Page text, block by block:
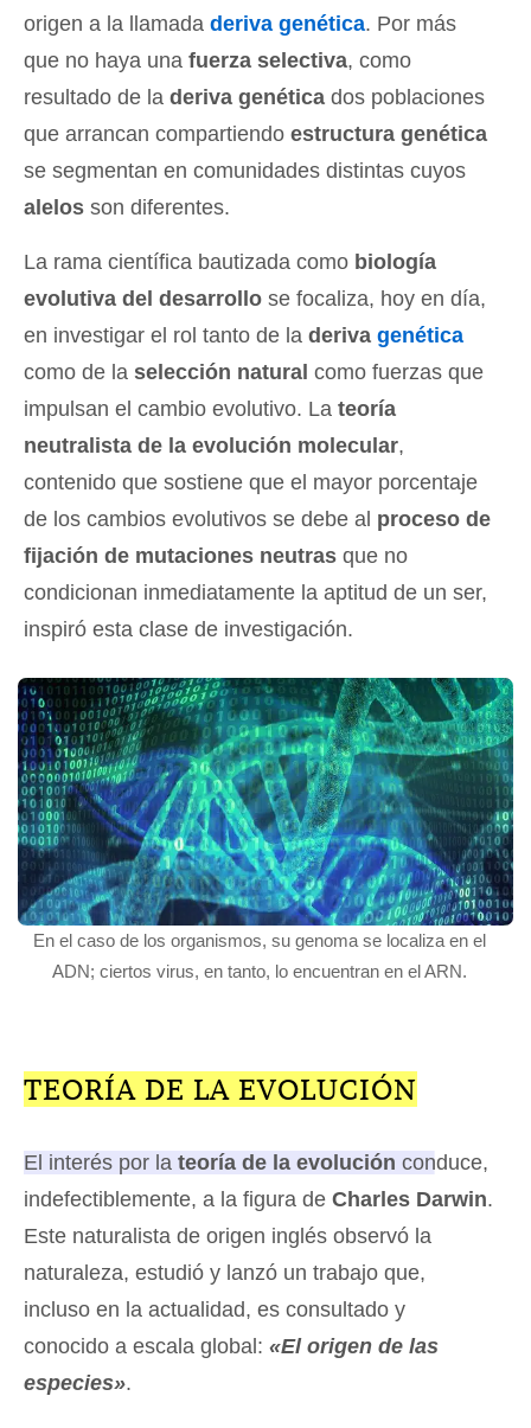
origen a la llamada deriva genética. Por más
que no haya una fuerza selectiva, como
resultado de la deriva genética dos poblaciones
que arrancan compartiendo estructura genética
se segmentan en comunidades distintas cuyos
alelos son diferentes.
La rama científica bautizada como biología
evolutiva del desarrollo se focaliza, hoy en día,
en investigar el rol tanto de la deriva genética
como de la selección natural como fuerzas que
impulsan el cambio evolutivo. La teoría
neutralista de la evolución molecular,
contenido que sostiene que el mayor porcentaje
de los cambios evolutivos se debe al proceso de
fijación de mutaciones neutras que no
condicionan inmediatamente la aptitud de un ser,
inspiró esta clase de investigación.
En el caso de los organismos, su genoma se localiza en el
ADN; ciertos virus, en tanto, lo encuentran en el ARN.
TEORÍA DE LA EVOLUCIÓN
El interés por la teoría de la evolución conduce,
indefectiblemente, a la figura de Charles Darwin.
Este naturalista de origen inglés observó la
naturaleza, estudió y lanzó un trabajo que,
incluso en la actualidad, es consultado y
conocido a escala global: «El origen de las
especies».